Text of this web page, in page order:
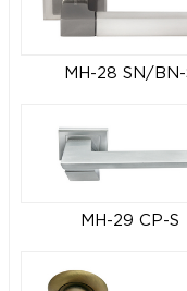
MH-28 SN/BN-
MH-29 CP-S